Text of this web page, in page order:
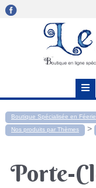
Boutique Spécialisée en
Nos produits par Thèmes >
Porte-